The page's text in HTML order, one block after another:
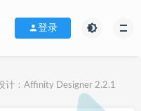
登录
计：Affinity Designer 2.2.1